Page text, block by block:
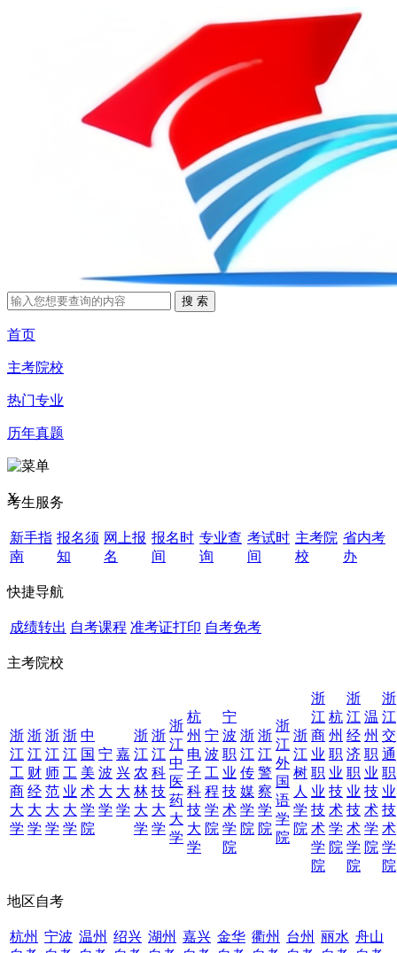
首页
主考院校
热门专业
历年真题
X
考生服务
新手指
南
报名须
知
网上报
名
报名时
间
专业查
询
考试时
间
主考院
校
省内考
办
快捷导航
成绩转出 自考课程 准考证打印 自考免考
主考院校
浙
江
工
商
大
学
浙
江
财
经
大
学
浙
江
师
范
大
学
浙
江
工
业
大
学
中
国
美
术
学
院
宁
波
大
学
嘉
兴
大
学
浙
江
农
林
大
学
浙
江
科
技
大
学
浙
江
中
医
药
大
学
杭
州
电
子
科
技
大
学
宁
波
工
程
学
院
宁
波
职
业
技
术
学
院
浙
江
传
媒
学
院
浙
江
警
察
学
院
浙
江
外
国
语
学
院
浙
江
树
人
学
院
浙
江
商
业
职
业
技
术
学
院
杭
州
职
业
技
术
学
院
浙
江
经
济
职
业
技
术
学
院
温
州
职
业
技
术
学
院
浙
江
交
通
职
业
技
术
学
院
地区自考
杭州 宁波 温州 绍兴 湖州 嘉兴 金华 衢州
台州 丽水 舟山